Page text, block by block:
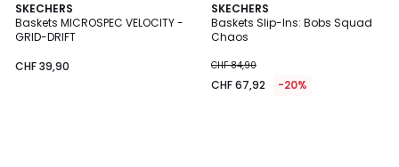
SKECHERS
Baskets MICROSPEC VELOCITY -
GRID-DRIFT
CHF 39,90
SKECHERS
Baskets Slip-Ins: Bobs Squad
Chaos
CHF 84,90
CHF 67,92 -20%